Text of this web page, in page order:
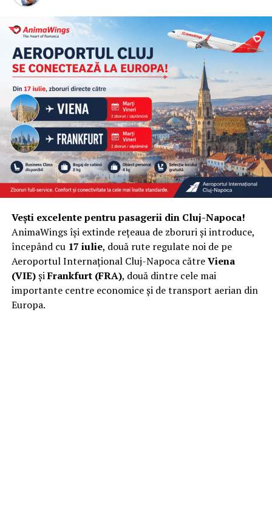
Vești excelente pentru pasagerii din Cluj-Napoca!
AnimaWings își extinde rețeaua de zboruri și introduce,
începând cu 17 iulie, două rute regulate noi de pe
Aeroportul Internațional Cluj-Napoca cătreViena
(VIE)șiFrankfurt (FRA), două dintre cele mai
importante centre economice și de transport aerian din
Europa.